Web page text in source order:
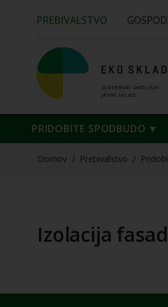
PREBIVALSTVO
PRIDOBITE SPODBUDO
Domov / Prebivalstvo /
Izolacija